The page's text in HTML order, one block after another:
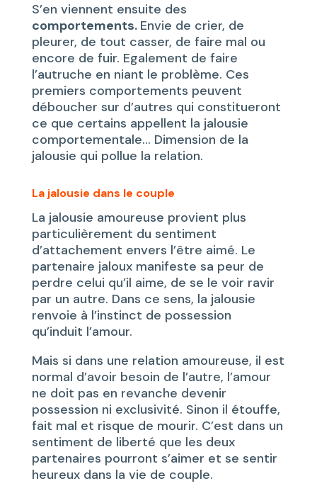
S’en viennent ensuite des
comportements. Envie de crier, de
pleurer, de tout casser, de faire mal ou
encore de fuir. Egalement de faire
l’autruche en niant le problème. Ces
premiers comportements peuvent
déboucher sur d’autres qui constitueront
ce que certains appellent la jalousie
comportementale… Dimension de la
jalousie qui pollue la relation.
La jalousie dans le couple
La jalousie amoureuse provient plus
particulièrement du sentiment
d’attachement envers l’être aimé. Le
partenaire jaloux manifeste sa peur de
perdre celui qu’il aime, de se le voir ravir
par un autre. Dans ce sens, la jalousie
renvoie à l’instinct de possession
qu’induit l’amour.
Mais si dans une relation amoureuse, il est
normal d’avoir besoin de l’autre, l’amour
ne doit pas en revanche devenir
possession ni exclusivité. Sinon il étouffe,
fait mal et risque de mourir. C’est dans un
sentiment de liberté que les deux
partenaires pourront s’aimer et se sentir
heureux dans la vie de couple.